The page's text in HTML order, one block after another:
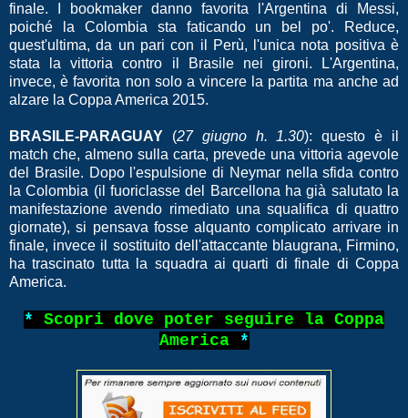
finale. I bookmaker danno favorita l'Argentina di Messi,
poiché la Colombia sta faticando un bel po'. Reduce,
quest'ultima, da un pari con il Perù, l'unica nota positiva è
stata la vittoria contro il Brasile nei gironi. L'Argentina,
invece, è favorita non solo a vincere la partita ma anche ad
alzare la Coppa America 2015.
BRASILE-PARAGUAY (27 giugno h. 1.30): questo è il
match che, almeno sulla carta, prevede una vittoria agevole
del Brasile. Dopo l'espulsione di Neymar nella sfida contro
la Colombia (il fuoriclasse del Barcellona ha già salutato la
manifestazione avendo rimediato una squalifica di quattro
giornate), si pensava fosse alquanto complicato arrivare in
finale, invece il sostituito dell'attaccante blaugrana, Firmino,
ha trascinato tutta la squadra ai quarti di finale di Coppa
America.
* Scopri dove poter seguire la Coppa
America*